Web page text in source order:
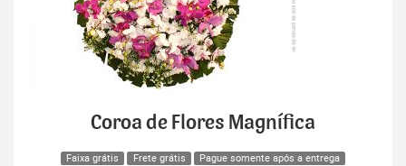
Coroa de Flores Magnífica
Faixa grátis Frete grátis Pague somente após a entrega